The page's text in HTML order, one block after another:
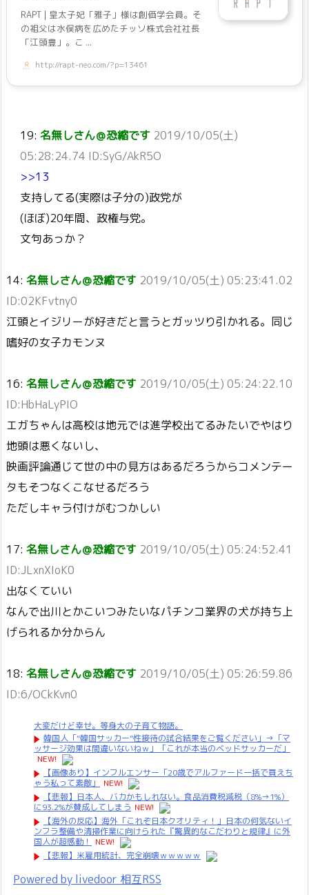
RAPT | 皇太子妃「雅子」様は創価学会員。そ
の祖父は水俣病を広めたチッソ株式会社社長
「江頭豊」。こ ...
http://rapt-neo.com/?p=13461
19: 名無しさん＠恐縮です 2019/10/05(土)
05:28:24.74 ID:SyG/AkR5O
>>13
支持してる(実際は子分の)政党が
(ほぼ)20年間、政権与党。
文句あっか？
14: 名無しさん＠恐縮です 2019/10/05(土) 05:23:41.02
ID:02KFvtny0
江頭とイジリーが好きだと言うとガッツり引かれる。同じ
嗜好の女子カモンヌ
16: 名無しさん＠恐縮です 2019/10/05(土) 05:24:22.10
ID:HbHaLyPIO
エガちゃんは高校は地元では進学校出てるみたいでやはり
地頭は悪くないし、
映画評論通じて世の中の見方はあるだろうからコメンテー
タもそつなくこなせるだろう
ただしキャラ付けがむつかしい
17: 名無しさん＠恐縮です 2019/10/05(土) 05:24:52.41
ID:JLxnXIoK0
出なくていい
なんで出川とかこいつみたいなパチンコ業界の犬が持ち上
げられるか分からん
18: 名無しさん＠恐縮です 2019/10/05(土) 05:26:59.86
ID:6/OCkKvn0
大変だけど幸せ。等身大の子育て物語。
韓国人「“韓国サッカー”性接待の試合結果をご覧ください」→「マ
ッサージ効果は間違いないねｗ」「これが本当のベッドサッカーだ」
NEW!
【画像あり】インフルエンサー「20歳でアルファード一括で買えち
ゃう私って素敵」
NEW!
【悲報】日本人、バカかもしれない。食品消費税減税（8%→1%）
に93.2%が賛成してしまう NEW!
【海外の反応】海外「これぞ日本クオリティ！」日本の何気ないイ
ンフラ整備や清掃作業に向けられた『驚異的なこだわりと規律』に外
国人が超感動！
NEW!
【悲報】米雇用統計、完全崩壊ｗｗｗｗｗ
Powered by livedoor 相互RSS